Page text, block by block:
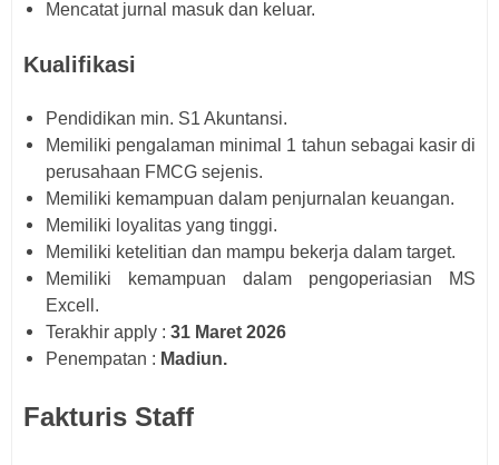
Mencatat jurnal masuk dan keluar.
Kualifikasi
Pendidikan min. S1 Akuntansi.
Memiliki pengalaman minimal 1 tahun sebagai kasir di
perusahaan FMCG sejenis.
Memiliki kemampuan dalam penjurnalan keuangan.
Memiliki loyalitas yang tinggi.
Memiliki ketelitian dan mampu bekerja dalam target.
Memiliki kemampuan dalam pengoperiasian MS
Excell.
Terakhir apply : 31 Maret 2026
Penempatan : Madiun.
Fakturis Staff